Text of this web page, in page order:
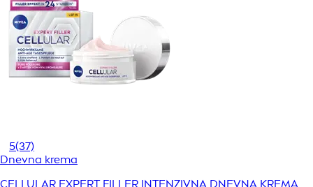
5(37)
Dnevna krema
CELLULAR EXPERT FILLER INTENZIVNA DNEVNA KREMA